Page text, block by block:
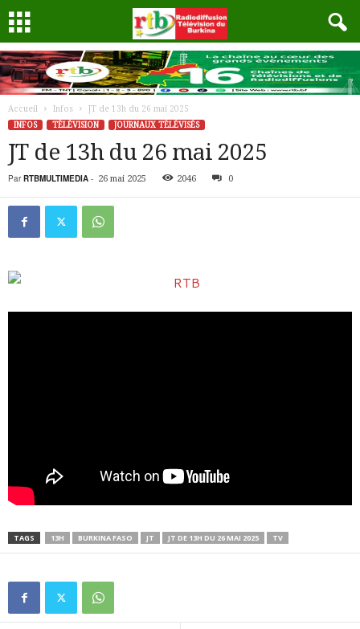
Accueil Infos
JT de 13h du 26 mai 2025
INFOS
TÉLÉVISION JOURNAUX TÉLÉVISÉS
JT de 13h du 26 mai 2025
Par RTBMULTIMEDIA - 26 mai 2025 2046 0
TAGS 13H BURKINA FASO JT JT DE 13H DU 26 MAI 2025 TV